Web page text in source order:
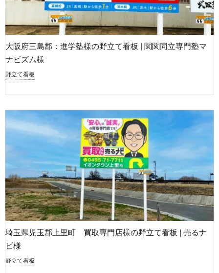
大阪府三島郡：進学塾様の野立て看板 | 関関同立専門塾マ
ナビズム様
野立て看板
埼玉県児玉郡上里町 買取専門店様の野立て看板 | 売るナ
ビ様
野立て看板